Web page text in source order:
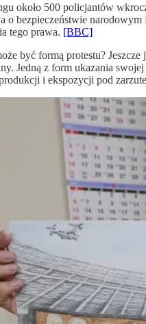
około 500 policjantów
o bezpieczeństwie
tego prawa. [BBC]
być formą protestu?
Jedną z form ukazania
i ekspozycji pod